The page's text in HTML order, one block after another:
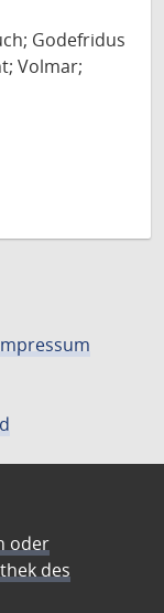
Godefridus
Volmar;
oder
des